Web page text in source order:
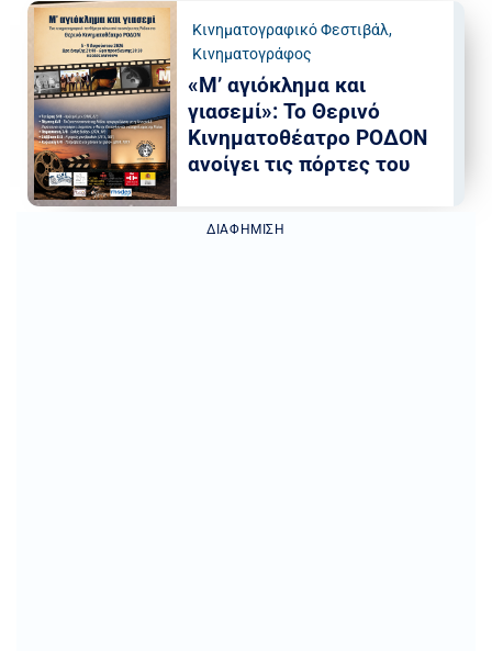
Κινηματογραφικό Φεστιβάλ,
Κινηματογράφος
«Μ’ αγιόκλημα και
γιασεμί»: Το Θερινό
Κινηματοθέατρο ΡΟΔΟΝ
ανοίγει τις πόρτες του
ΔΙΑΦΉΜΙΣΗ